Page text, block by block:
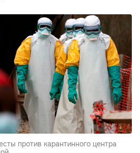
против карантинного центра